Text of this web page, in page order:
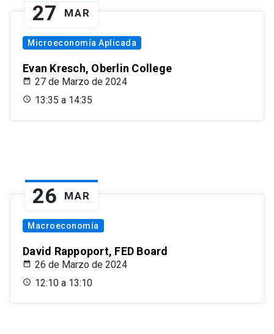
27 MAR
Microeconomía Aplicada
Evan Kresch, Oberlin College
27 de Marzo de 2024
13:35 a 14:35
26 MAR
Macroeconomía
David Rappoport, FED Board
26 de Marzo de 2024
12:10 a 13:10